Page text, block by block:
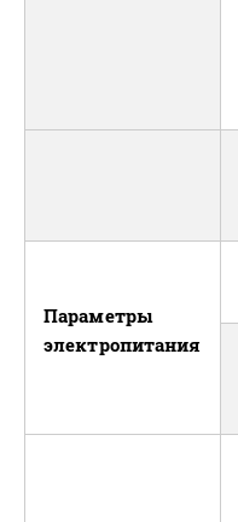
Параметры
электропитания